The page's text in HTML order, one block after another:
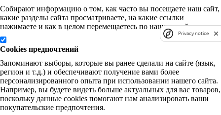
Собирают информацию о том, как часто вы посещаете наш сайт,
какие разделы сайта просматриваете, на какие ссылки
нажимаете и как в целом перемещаетесь по нашему сайту.
Cookies предпочтений
Запоминают выборы, которые вы ранее сделали на сайте (язык,
регион и т.д.) и обеспечивают получение вами более
персонализированного опыта при использовании нашего сайта.
Например, вы будете видеть больше актуальных для вас товаров,
поскольку данные cookies помогают нам анализировать ваши
покупательские предпочтения.
Privacy notice